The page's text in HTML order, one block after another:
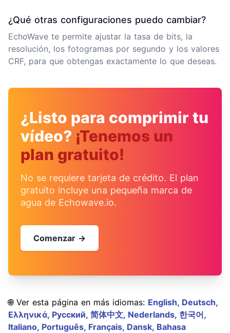
¿Qué otras configuraciones puedo cambiar?
EchoWave te permite ajustar la tasa de bits, la
resolución, los fotogramas por segundo y los valores
CRF, para que obtengas exactamente lo que deseas.
¿Listo para comprimir tu
vídeo? ¡Tenemos un
plan gratuito!
No se requiere tarjeta de crédito. El plan
gratuito incluye una pequeña marca de
agua de Echowave.io.
Comenzar →
🌐 Ver esta página en más idiomas: English, Deutsch,
Ελληνικά, Русский, 简体中文, Nederlands, 한국어,
Italiano, Português, Français, Dansk, Bahasa